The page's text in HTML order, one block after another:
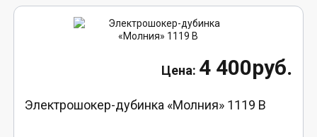
4 400руб.
Электрошокер-дубинка «Молния» 1119 В